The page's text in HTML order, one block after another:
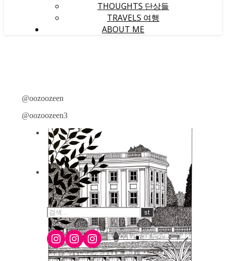
THOUGHTS 단상들
TRAVELS 여행
ABOUT ME
@oozoozeen
@oozoozeen3
Instagram
Instagram
Instagram